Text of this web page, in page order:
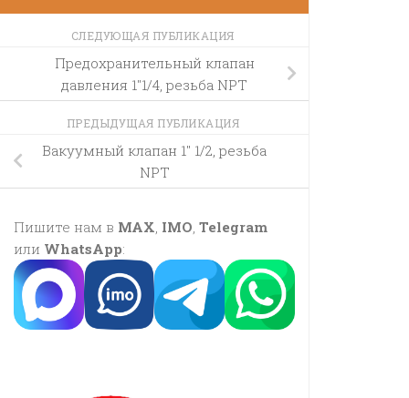
СЛЕДУЮЩАЯ ПУБЛИКАЦИЯ
Предохранительный клапан
давления 1″1/4, резьба NPT
ПРЕДЫДУЩАЯ ПУБЛИКАЦИЯ
Вакуумный клапан 1″ 1/2, резьба
NPT
Пишите нам в MAX IMO Telegram
или WhatsApp: